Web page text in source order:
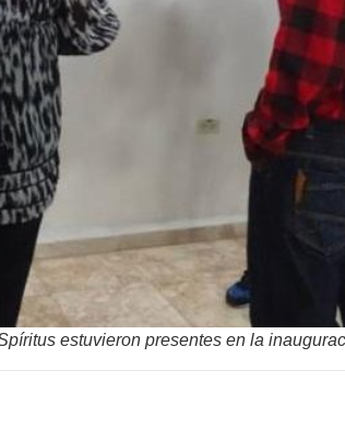
estuvieron presentes en la